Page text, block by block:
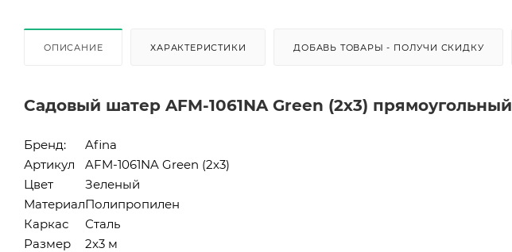
ОПИСАНИЕ ХАРАКТЕРИСТИКИ ДОБАВЬ ТОВАРЫ - ПОЛУЧИ СКИДКУ
Садовый шатер AFM-1061NA Green (2х3) прямоугольный
Бренд:
Afina
Артикул
AFM-1061NA Green (2х3)
Цвет
Зеленый
МатериалПолипропилен
Каркас
Сталь
Размер
2x3 м